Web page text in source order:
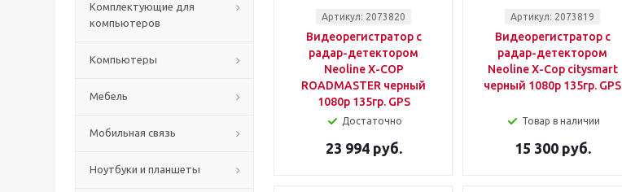
Комплектующие для
компьютеров
Компьютеры
Мебель
Мобильная связь
Ноутбуки и планшеты
Артикул: 2073820
Видеорегистратор с
радар-детектором
Neoline X-COP
ROADMASTER черный
1080p 135гр. GPS
Достаточно
23 994 руб.
Артикул: 2073819
Видеорегистратор с
радар-детектором
Neoline X-Cop citysmart
черный 1080p 135гр. GPS
Товар в наличии
15 300 руб.